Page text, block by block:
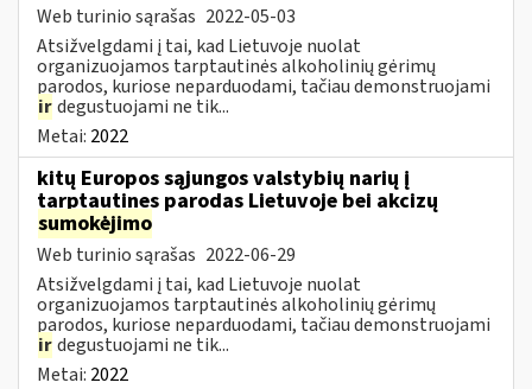
Web turinio sąrašas 2022-05-03
Atsižvelgdami į tai, kad Lietuvoje nuolat
organizuojamos tarptautinės alkoholinių gėrimų
parodos, kuriose neparduodami, tačiau demonstruojami
irdegustuojami ne tik...
Metai: 2022
kitų Europos sąjungos valstybių narių į
tarptautines parodas Lietuvoje bei akcizų
sumokėjimo
Web turinio sąrašas 2022-06-29
Atsižvelgdami į tai, kad Lietuvoje nuolat
organizuojamos tarptautinės alkoholinių gėrimų
parodos, kuriose neparduodami, tačiau demonstruojami
irdegustuojami ne tik...
Metai: 2022